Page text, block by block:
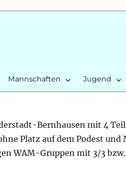
Mannschaften Jugend
Bernhausen mit 4
Platz auf dem Podest und
WAM-Gruppen mit 3/3